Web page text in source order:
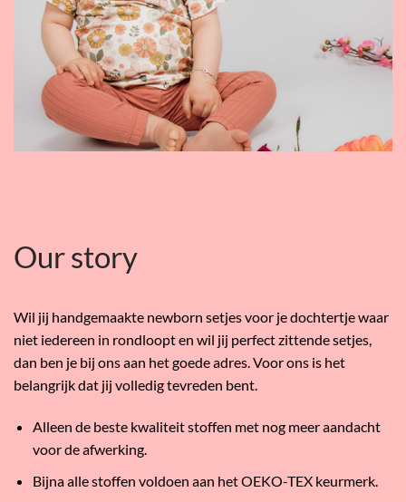
Our story
Wil jij handgemaakte newborn setjes voor je dochtertje waar
niet iedereen in rondloopt en wil jij perfect zittende setjes,
dan ben je bij ons aan het goede adres. Voor ons is het
belangrijk dat jij volledig tevreden bent.
Alleen de beste kwaliteit stoffen met nog meer aandacht
voor de afwerking.
Bijna alle stoffen voldoen aan het OEKO-TEX keurmerk.